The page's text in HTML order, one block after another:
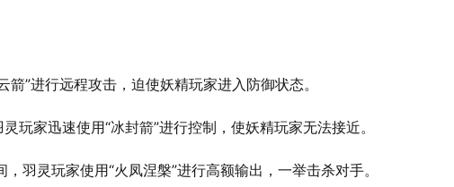
箭”进行远程攻击，迫使妖精玩家进入防御状态。
灵玩家迅速使用“冰封箭”进行控制，使妖精玩家无法接近。
，羽灵玩家使用“火凤涅槃”进行高额输出，一举击杀对手。